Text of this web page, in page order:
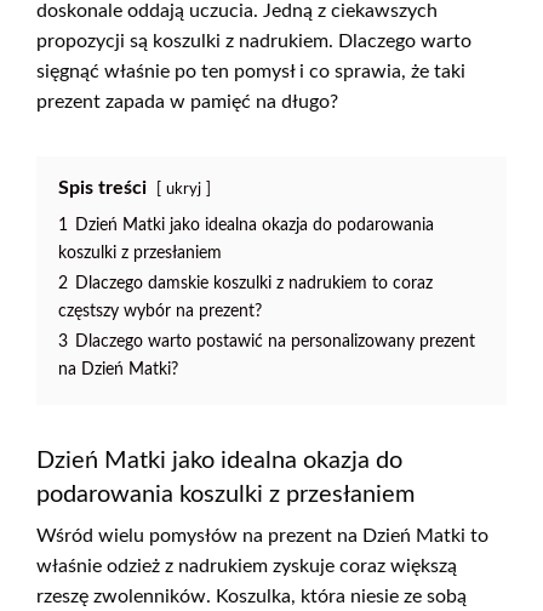
doskonale oddają uczucia. Jedną z ciekawszych
propozycji są koszulki z nadrukiem. Dlaczego warto
sięgnąć właśnie po ten pomysł i co sprawia, że taki
prezent zapada w pamięć na długo?
Spis treści ukryj
1 Dzień Matki jako idealna okazja do podarowania
koszulki z przesłaniem
2 Dlaczego damskie koszulki z nadrukiem to coraz
częstszy wybór na prezent?
3 Dlaczego warto postawić na personalizowany prezent
na Dzień Matki?
Dzień Matki jako idealna okazja do
podarowania koszulki z przesłaniem
Wśród wielu pomysłów na prezent na Dzień Matki to
właśnie odzież z nadrukiem zyskuje coraz większą
rzeszę zwolenników. Koszulka, która niesie ze sobą